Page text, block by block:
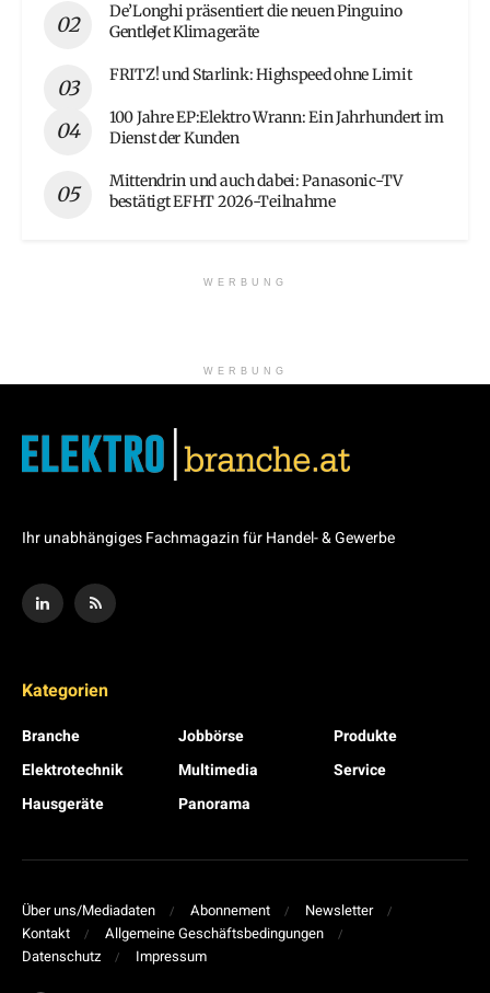
De’Longhi präsentiert die neuen Pinguino
GentleJet Klimageräte
FRITZ! und Starlink: Highspeed ohne Limit
100 Jahre EP:Elektro Wrann: Ein Jahrhundert im
Dienst der Kunden
Mittendrin und auch dabei: Panasonic-TV
bestätigt EFHT 2026-Teilnahme
WERBUNG
WERBUNG
Ihr unabhängiges Fachmagazin für Handel- & Gewerbe
Kategorien
Branche
Elektrotechnik
Hausgeräte
Jobbörse
Multimedia
Panorama
Produkte
Service
Über uns/Mediadaten Abonnement
Newsletter
Kontakt
Allgemeine Geschäftsbedingungen
Datenschutz
Impressum